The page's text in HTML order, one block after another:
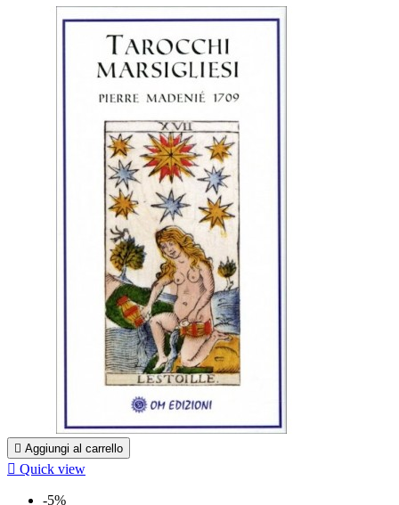
 Aggiungi al carrello
 Quick view
-5%